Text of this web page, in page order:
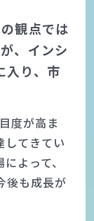
観点では
、インシ
入り、市
度が高ま
してきてい
よって、
後も成長が